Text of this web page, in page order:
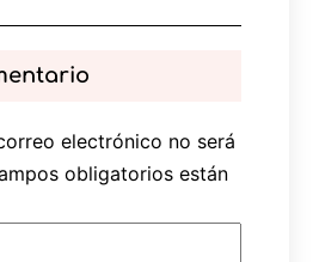
electrónico no será
obligatorios están